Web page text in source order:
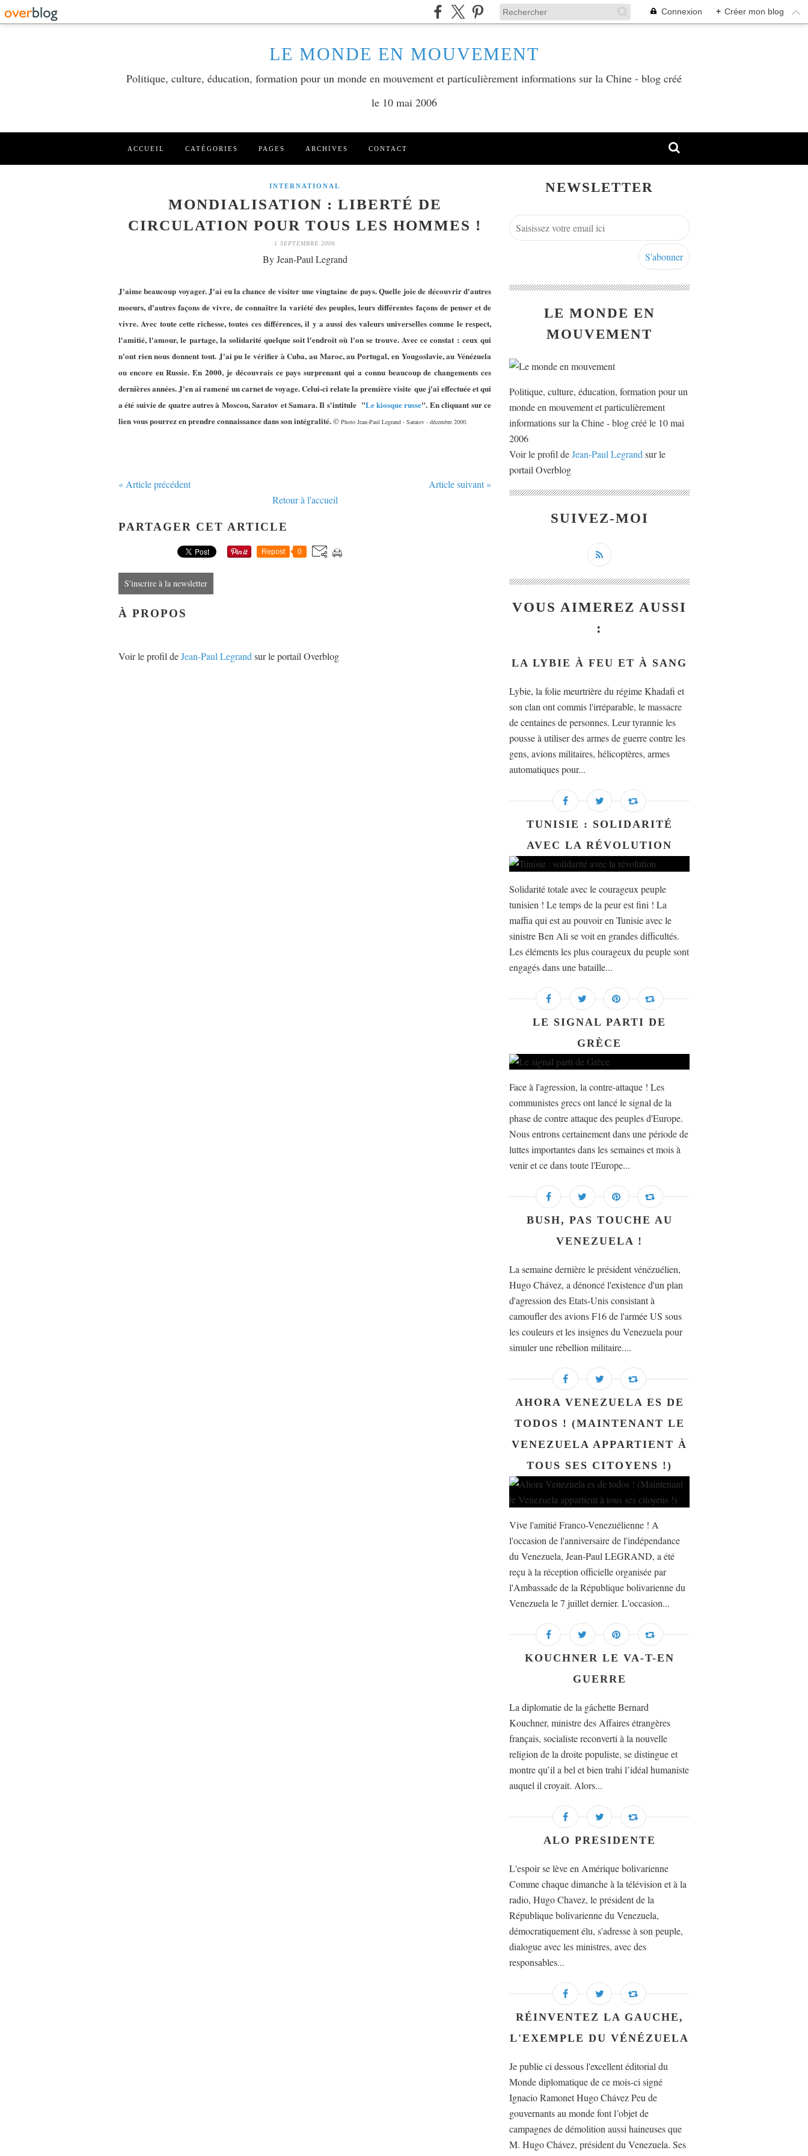
Connexion + Créer mon blog
LE MONDE EN MOUVEMENT
Politique, culture, éducation, formation pour un monde en mouvement et particulièrement informations sur la Chine - blog créé
le 10 mai 2006
ACCUEIL CATÉGORIES PAGES ARCHIVES CONTACT
INTERNATIONAL
MONDIALISATION : LIBERTÉ DE
CIRCULATION POUR TOUS LES HOMMES !
1 SEPTEMBRE 2006
By Jean-Paul Legrand
J'aime beaucoup voyager. J'ai eu la chance de visiter une vingtaine de pays. Quelle joie de découvrir d'autres
moeurs, d'autres façons de vivre, de connaître la variété des peuples, leurs différentes façons de penser et de
vivre. Avec toute cette richesse, toutes ces différences, il y a aussi des valeurs universelles comme le respect,
l'amitié, l'amour, le partage, la solidarité quelque soit l'endroit où l'on se trouve. Avec ce constat : ceux qui
n'ont rien nous donnent tout. J'ai pu le vérifier à Cuba, au Maroc, au Portugal, en Yougoslavie, au Vénézuela
ou encore en Russie. En 2000, je découvrais ce pays surprenant qui a connu beaucoup de changements ces
dernières années. J'en ai ramené un carnet de voyage. Celui-ci relate la première visite que j'ai effectuée et qui
a été suivie de quatre autres à Moscou, Saratov et Samara. Il s'intitule "Le kiosque russe". En cliquant sur ce
lien vous pourrez en prendre connaissance dans son intégralité.© Photo Jean-Paul Legrand - Saratov - décembre 2000.
« Article précédent
Article suivant »
Retour à l'accueil
PARTAGER CET ARTICLE
Repost 0
S'inscrire à la newsletter
À PROPOS
Voir le profil deJean-Paul Legrand sur le portail Overblog
NEWSLETTER
LE MONDE EN
MOUVEMENT
Politique, culture, éducation, formation pour un
monde en mouvement et particulièrement
informations sur la Chine - blog créé le 10 mai
2006
Voir le profil deJean-Paul Legrand sur le
portail Overblog
SUIVEZ-MOI
VOUS AIMEREZ AUSSI
:
LA LYBIE À FEU ET À SANG
Lybie, la folie meurtrière du régime Khadafi et
son clan ont commis l'irréparable, le massacre
de centaines de personnes. Leur tyrannie les
pousse à utiliser des armes de guerre contre les
gens, avions militaires, hélicoptères, armes
automatiques pour...
TUNISIE : SOLIDARITÉ
AVEC LA RÉVOLUTION
Solidarité totale avec le courageux peuple
tunisien ! Le temps de la peur est fini ! La
maffia qui est au pouvoir en Tunisie avec le
sinistre Ben Ali se voit en grandes difficultés.
Les éléments les plus courageux du peuple sont
engagés dans une bataille...
LE SIGNAL PARTI DE
GRÈCE
Face à l'agression, la contre-attaque ! Les
communistes grecs ont lancé le signal de la
phase de contre attaque des peuples d'Europe.
Nous entrons certainement dans une période de
luttes importantes dans les semaines et mois à
venir et ce dans toute l'Europe...
BUSH, PAS TOUCHE AU
VENEZUELA !
La semaine dernière le président vénézuélien,
Hugo Chávez, a dénoncé l'existence d'un plan
d'agression des Etats-Unis consistant à
camoufler des avions F16 de l'armée US sous
les couleurs et les insignes du Venezuela pour
simuler une rébellion militaire....
AHORA VENEZUELA ES DE
TODOS ! (MAINTENANT LE
VENEZUELA APPARTIENT À
TOUS SES CITOYENS !)
Vive l'amitié Franco-Venezuélienne ! A
l'occasion de l'anniversaire de l'indépendance
du Venezuela, Jean-Paul LEGRAND, a été
reçu à la réception officielle organisée par
l'Ambassade de la République bolivarienne du
Venezuela le 7 juillet dernier. L'occasion...
KOUCHNER LE VA-T-EN
GUERRE
La diplomatie de la gâchette Bernard
Kouchner, ministre des Affaires étrangères
français, socialiste reconverti à la nouvelle
religion de la droite populiste, se distingue et
montre qu’il a bel et bien trahi l’idéal humaniste
auquel il croyait. Alors...
ALO PRESIDENTE
L'espoir se lève en Amérique bolivarienne
Comme chaque dimanche à la télévision et à la
radio, Hugo Chavez, le président de la
République bolivarienne du Venezuela,
démocratiquement élu, s'adresse à son peuple,
dialogue avec les ministres, avec des
responsables...
RÉINVENTEZ LA GAUCHE,
L'EXEMPLE DU VÉNÉZUELA
Je publie ci dessous l'excellent éditorial du
Monde diplomatique de ce mois-ci signé
Ignacio Ramonet Hugo Chávez Peu de
gouvernants au monde font l’objet de
campagnes de démolition aussi haineuses que
M. Hugo Chávez, président du Venezuela. Ses